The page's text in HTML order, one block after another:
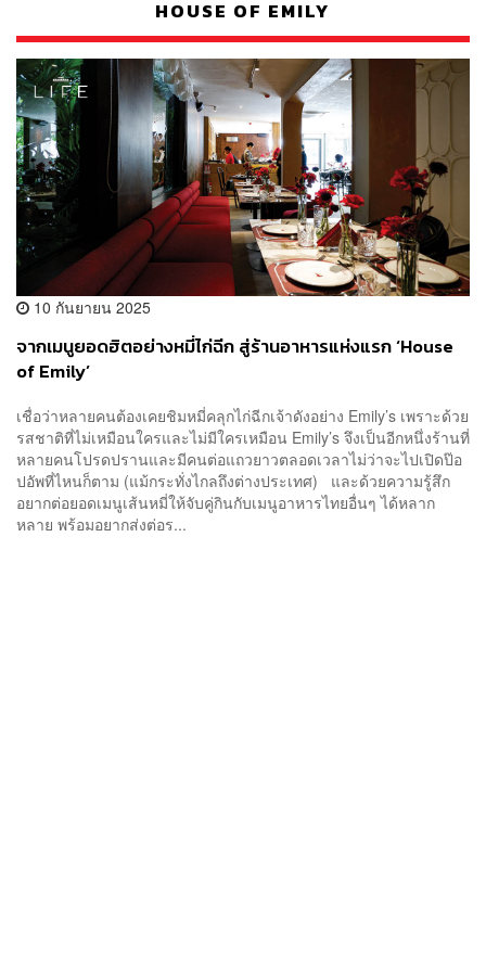
HOUSE OF EMILY
10 กันยายน 2025
จากเมนูยอดฮิตอย่างหมี่ไก่ฉีก สู่ร้านอาหารแห่งแรก ‘House
of Emily’
เชื่อว่าหลายคนต้องเคยชิมหมี่คลุกไก่ฉีกเจ้าดังอย่าง Emily’s เพราะด้วย
รสชาติที่ไม่เหมือนใครและไม่มีใครเหมือน Emily’s จึงเป็นอีกหนึ่งร้านที่
หลายคนโปรดปรานและมีคนต่อแถวยาวตลอดเวลาไม่ว่าจะไปเปิดป๊อ
ปอัพที่ไหนก็ตาม (แม้กระทั่งไกลถึงต่างประเทศ) และด้วยความรู้สึก
อยากต่อยอดเมนูเส้นหมี่ให้จับคู่กินกับเมนูอาหารไทยอื่นๆ ได้หลาก
หลาย พร้อมอยากส่งต่อร...